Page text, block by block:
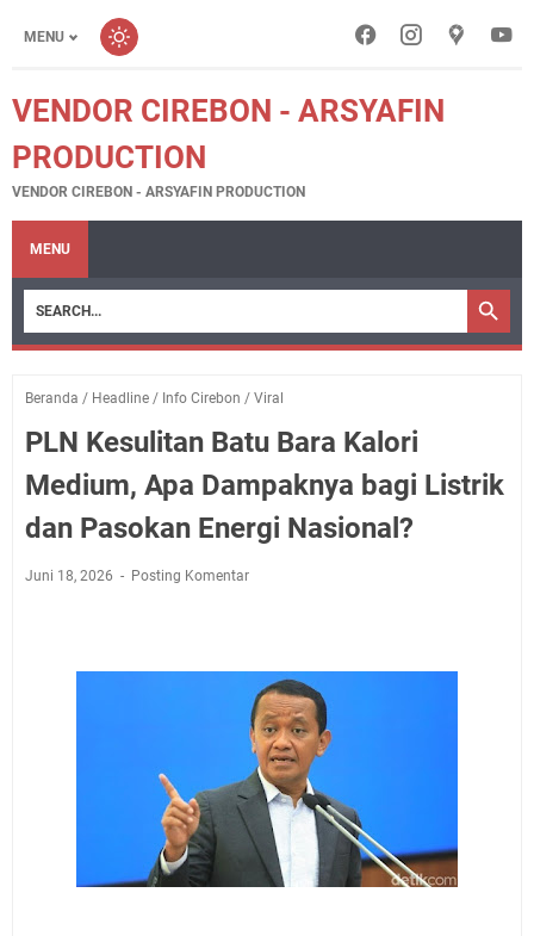
MENU
VENDOR CIREBON - ARSYAFIN
PRODUCTION
VENDOR CIREBON - ARSYAFIN PRODUCTION
MENU
Beranda / Headline / Info Cirebon / Viral
PLN Kesulitan Batu Bara Kalori
Medium, Apa Dampaknya bagi Listrik
dan Pasokan Energi Nasional?
Juni 18, 2026 Posting Komentar